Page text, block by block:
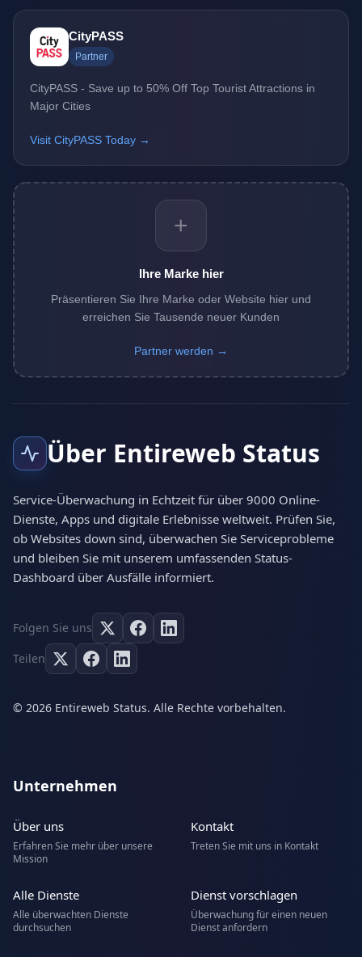
CityPASS
Partner
CityPASS - Save up to 50% Off Top Tourist Attractions in
Major Cities
Visit CityPASS Today →
+
Ihre Marke hier
Präsentieren Sie Ihre Marke oder Website hier und
erreichen Sie Tausende neuer Kunden
Partner werden →
Über Entireweb Status
Service-Überwachung in Echtzeit für über 9000 Online-
Dienste, Apps und digitale Erlebnisse weltweit. Prüfen Sie,
ob Websites down sind, überwachen Sie Serviceprobleme
und bleiben Sie mit unserem umfassenden Status-
Dashboard über Ausfälle informiert.
Folgen Sie uns
Teilen
© 2026 Entireweb Status. Alle Rechte vorbehalten.
Unternehmen
Über uns
Erfahren Sie mehr über unsere
Mission
Kontakt
Treten Sie mit uns in Kontakt
Alle Dienste
Alle überwachten Dienste
durchsuchen
Dienst vorschlagen
Überwachung für einen neuen
Dienst anfordern